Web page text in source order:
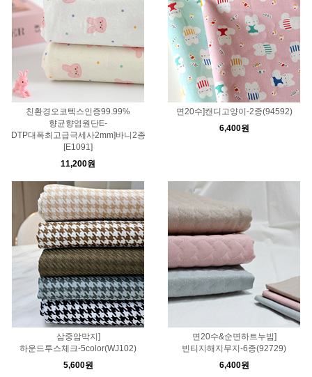
친환경오코텍스인증99.99%
향균향염원단E-
DTP대폭최고급극세사2mm]바니2종
[E1091]
11,200원
면20수]캔디고양이-2종(94592)
6,400원
삼중암막지]
하운드투스체크-5color(WJ102)
5,600원
면20수&순면하트누빔]
빈티지해지무지-6종(92729)
6,400원